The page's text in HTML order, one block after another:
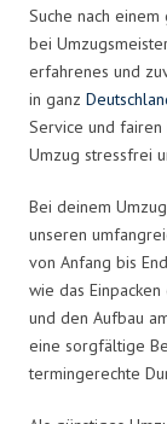
Suche nach
bei
erfahrenes und
in ganz
Service und
Umzug stressfrei
Bei deinem
unseren
von Anfang bis
wie das
und den Aufbau
eine sorgfältige
termingerechte